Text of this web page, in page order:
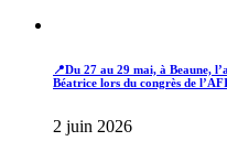
📍Du 27 au 29 mai, à Beaune,
Béatrice lors du congrès de
2 juin 2026